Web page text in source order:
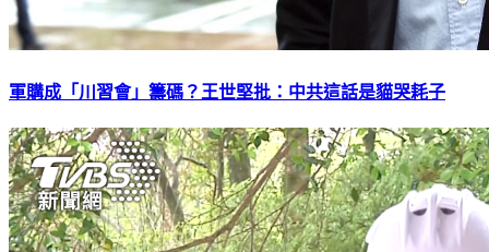
軍購成「川習會」籌碼？王世堅批：中共這話是貓哭耗子